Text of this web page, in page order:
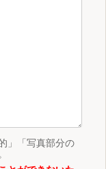
」「写真部分の